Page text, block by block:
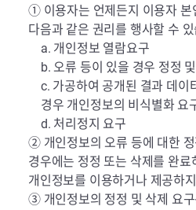
① 이용자는 언제든지 이용자 본
다음과 같은 권리를 행사할 수
a. 개인정보 열람요구
b. 오류 등이 있을 경우 정정
c. 가공하여 공개된 결과 데이
경우 개인정보의 비식별화 요
d. 처리정지 요구
② 개인정보의 오류 등에 대한
경우에는 정정 또는 삭제를 완료
개인정보를 이용하거나 제공하
③ 개인정보의 정정 및 삭제 요